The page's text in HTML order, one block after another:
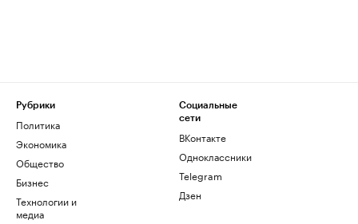
Рубрики
Политика
Экономика
Общество
Бизнес
Технологии и
медиа
Социальные
сети
ВКонтакте
Одноклассники
Telegram
Дзен